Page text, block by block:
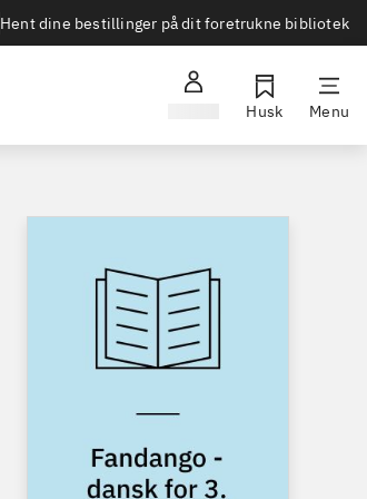
Hent dine bestillinger på dit foretrukne bibliotek
Husk Menu